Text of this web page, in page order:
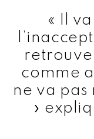
« Il
retrouve
comme
ne va
»